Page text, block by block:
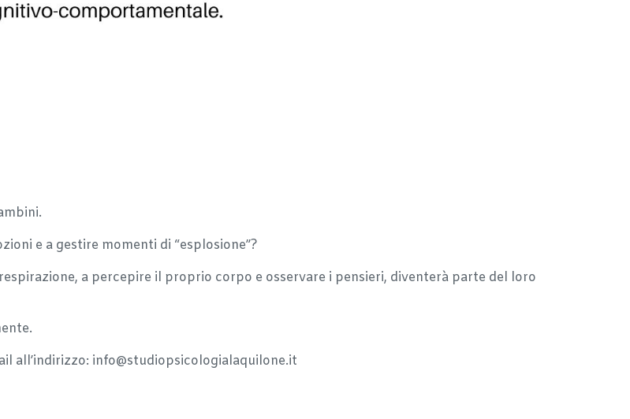
e a gestire momenti di “esplosione”?
a percepire il proprio corpo e osservare i pensieri, diventerà parte del loro
all’indirizzo: info@studiopsicologialaquilone.it